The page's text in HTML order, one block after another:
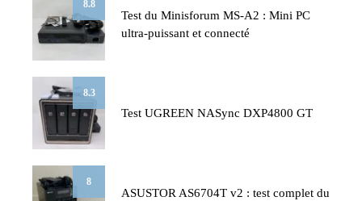
8.8
Test du Minisforum MS-A2 : Mini PC
ultra-puissant et connecté
8.3
Test UGREEN NASync DXP4800 GT
8
ASUSTOR AS6704T v2 : test complet du